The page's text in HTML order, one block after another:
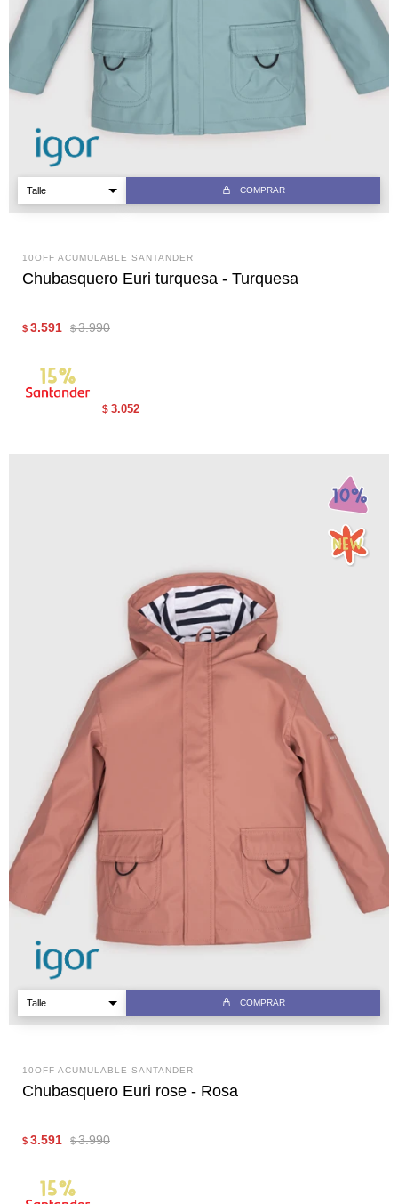
COMPRAR
10OFF ACUMULABLE SANTANDER
Chubasquero Euri turquesa - Turquesa
$ 3.591 $ 3.990
$ 3.052
COMPRAR
10OFF ACUMULABLE SANTANDER
Chubasquero Euri rose - Rosa
$ 3.591 $ 3.990